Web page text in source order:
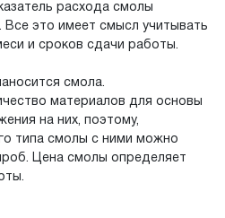
расхода смолы
Все это имеет смысл учитывать
и сроков сдачи работы.
смола.
материалов для основы
на них, поэтому,
типа смолы с ними можно
Цена смолы определяет